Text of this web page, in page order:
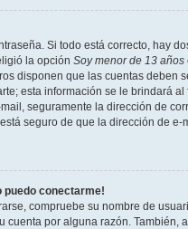
Si todo está correcto, hay
la opción Soy menor de 13 años
disponen que las cuentas deben
esta información se le brindará
seguramente la dirección de
seguro de que la dirección de
puedo conectarme!
compruebe su nombre de
cuenta por alguna razón. También,